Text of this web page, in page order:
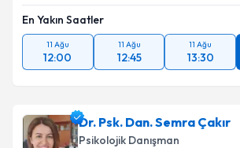
En Yakın Saatler
11 Ağu
12:00
11 Ağu
12:45
11 Ağu
13:30
Dr. Psk. Dan. Semra Çakır
Psikolojik Danışman